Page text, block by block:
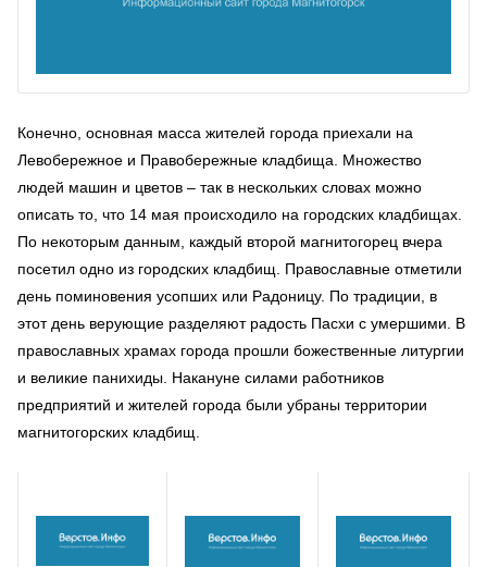
Конечно, основная масса жителей города приехали на
Левобережное и Правобережные кладбища. Множество
людей машин и цветов – так в нескольких словах можно
описать то, что 14 мая происходило на городских кладбищах.
По некоторым данным, каждый второй магнитогорец вчера
посетил одно из городских кладбищ. Православные отметили
день поминовения усопших или Радоницу. По традиции, в
этот день верующие разделяют радость Пасхи с умершими. В
православных храмах города прошли божественные литургии
и великие панихиды. Накануне силами работников
предприятий и жителей города были убраны территории
магнитогорских кладбищ.